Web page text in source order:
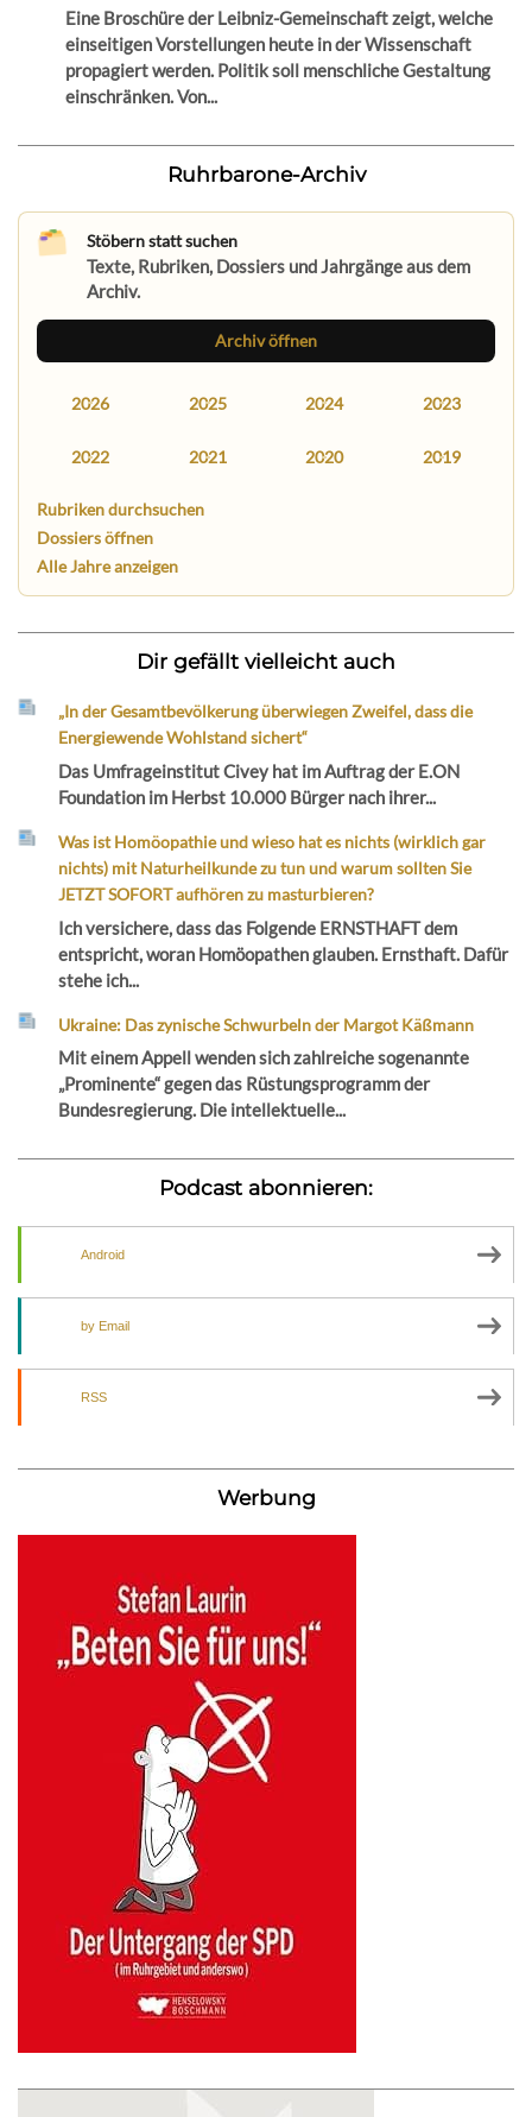
Eine Broschüre der Leibniz-Gemeinschaft zeigt, welche
einseitigen Vorstellungen heute in der Wissenschaft
propagiert werden. Politik soll menschliche Gestaltung
einschränken. Von...
Ruhrbarone-Archiv
Stöbern statt suchen
Texte, Rubriken, Dossiers und Jahrgänge aus dem
Archiv.
Archiv öffnen
2026 2025 2024 2023
2022 2021 2020 2019
Rubriken durchsuchen
Dossiers öffnen
Alle Jahre anzeigen
Dir gefällt vielleicht auch
„In der Gesamtbevölkerung überwiegen Zweifel, dass die
Energiewende Wohlstand sichert“
Das Umfrageinstitut Civey hat im Auftrag der E.ON
Foundation im Herbst 10.000 Bürger nach ihrer...
Was ist Homöopathie und wieso hat es nichts (wirklich gar
nichts) mit Naturheilkunde zu tun und warum sollten Sie
JETZT SOFORT aufhören zu masturbieren?
Ich versichere, dass das Folgende ERNSTHAFT dem
entspricht, woran Homöopathen glauben. Ernsthaft. Dafür
stehe ich...
Ukraine: Das zynische Schwurbeln der Margot Käßmann
Mit einem Appell wenden sich zahlreiche sogenannte
„Prominente“ gegen das Rüstungsprogramm der
Bundesregierung. Die intellektuelle...
Podcast abonnieren:
Android
by Email
RSS
Werbung